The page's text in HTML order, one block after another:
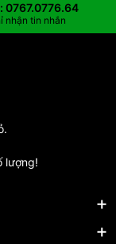
0767.0776.64
nhận tin nhắn
lượng!